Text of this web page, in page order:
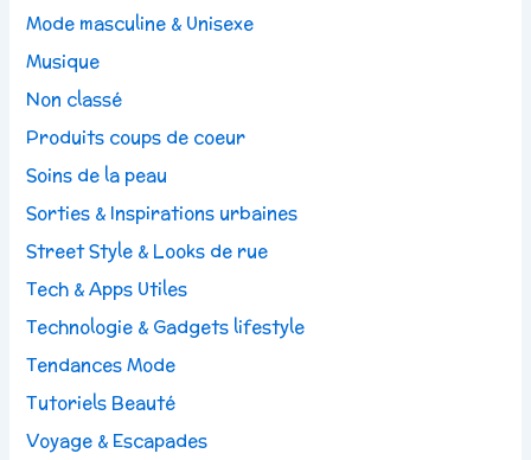
Mode masculine & Unisexe
Musique
Non classé
Produits coups de coeur
Soins de la peau
Sorties & Inspirations urbaines
Street Style & Looks de rue
Tech & Apps Utiles
Technologie & Gadgets lifestyle
Tendances Mode
Tutoriels Beauté
Voyage & Escapades